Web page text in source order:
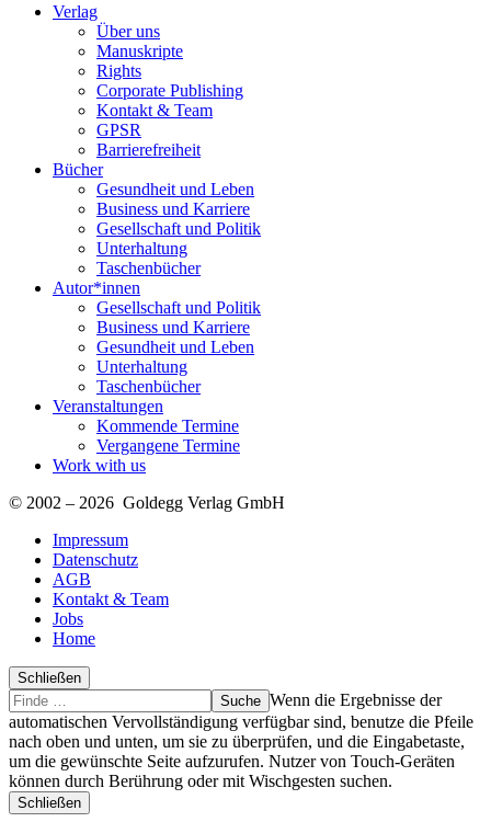
Verlag
Über uns
Manuskripte
Rights
Corporate Publishing
Kontakt & Team
GPSR
Barrierefreiheit
Bücher
Gesundheit und Leben
Business und Karriere
Gesellschaft und Politik
Unterhaltung
Taschenbücher
Autor*innen
Gesellschaft und Politik
Business und Karriere
Gesundheit und Leben
Unterhaltung
Taschenbücher
Veranstaltungen
Kommende Termine
Vergangene Termine
Work with us
© 2002 – 2026 Goldegg Verlag GmbH
Impressum
Datenschutz
AGB
Kontakt & Team
Jobs
Home
Schließen
Suche
Finde
…
Wenn die Ergebnisse der
automatischen Vervollständigung verfügbar sind, benutze die Pfeile
nach oben und unten, um sie zu überprüfen, und die Eingabetaste,
um die gewünschte Seite aufzurufen. Nutzer von Touch-Geräten
können durch Berührung oder mit Wischgesten suchen.
Schließen